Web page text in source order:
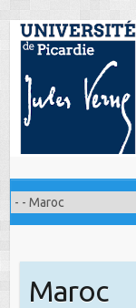
Skip
content
Maroc